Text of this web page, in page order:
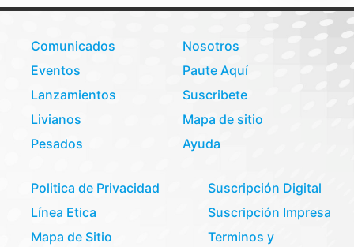
Comunicados
Eventos
Lanzamientos
Livianos
Pesados
Nosotros
Paute Aquí
Suscribete
Mapa de sitio
Ayuda
Politica de Privacidad
Línea Etica
Mapa de Sitio
Suscripción Digital
Suscripción Impresa
Terminos y